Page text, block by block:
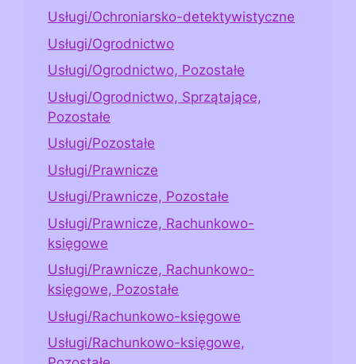
Usługi/Ochroniarsko-detektywistyczne
Usługi/Ogrodnictwo
Usługi/Ogrodnictwo, Pozostałe
Usługi/Ogrodnictwo, Sprzątające,
Pozostałe
Usługi/Pozostałe
Usługi/Prawnicze
Usługi/Prawnicze, Pozostałe
Usługi/Prawnicze, Rachunkowo-
księgowe
Usługi/Prawnicze, Rachunkowo-
księgowe, Pozostałe
Usługi/Rachunkowo-księgowe
Usługi/Rachunkowo-księgowe,